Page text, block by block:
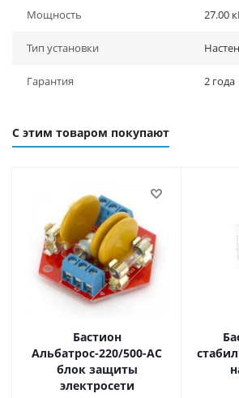
Мощность 27.00
Тип установки
Гарантия 2 года
С этим товаром покупают
Бастион
Альбатрос-220/500-АС
блок защиты
электросети